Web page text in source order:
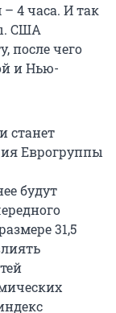
4 часа. И так
США
после чего
и Нью-
станет
Еврогруппы
будут
31,5